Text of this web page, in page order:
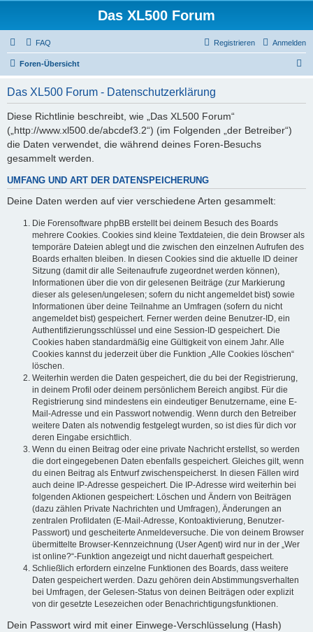
Das XL500 Forum
FAQ Anmelden
Registrieren
Foren-Übersicht
Das XL500 Forum - Datenschutzerklärung
Diese Richtlinie beschreibt, wie „Das XL500 Forum“
(„http://www.xl500.de/abcdef3.2“) (im Folgenden „der Betreiber“)
die Daten verwendet, die während deines Foren-Besuchs
gesammelt werden.
UMFANG UND ART DER DATENSPEICHERUNG
Deine Daten werden auf vier verschiedene Arten gesammelt:
Die Forensoftware phpBB erstellt bei deinem Besuch des Boards
mehrere Cookies. Cookies sind kleine Textdateien, die dein Browser als
temporäre Dateien ablegt und die zwischen den einzelnen Aufrufen des
Boards erhalten bleiben. In diesen Cookies sind die aktuelle ID deiner
Sitzung (damit dir alle Seitenaufrufe zugeordnet werden können),
Informationen über die von dir gelesenen Beiträge (zur Markierung
dieser als gelesen/ungelesen; sofern du nicht angemeldet bist) sowie
Informationen über deine Teilnahme an Umfragen (sofern du nicht
angemeldet bist) gespeichert. Ferner werden deine Benutzer-ID, ein
Authentifizierungsschlüssel und eine Session-ID gespeichert. Die
Cookies haben standardmäßig eine Gültigkeit von einem Jahr. Alle
Cookies kannst du jederzeit über die Funktion „Alle Cookies löschen“
löschen.
Weiterhin werden die Daten gespeichert, die du bei der Registrierung,
in deinem Profil oder deinem persönlichem Bereich angibst. Für die
Registrierung sind mindestens ein eindeutiger Benutzername, eine E-
Mail-Adresse und ein Passwort notwendig. Wenn durch den Betreiber
weitere Daten als notwendig festgelegt wurden, so ist dies für dich vor
deren Eingabe ersichtlich.
Wenn du einen Beitrag oder eine private Nachricht erstellst, so werden
die dort eingegebenen Daten ebenfalls gespeichert. Gleiches gilt, wenn
du einen Beitrag als Entwurf zwischenspeicherst. In diesen Fällen wird
auch deine IP-Adresse gespeichert. Die IP-Adresse wird weiterhin bei
folgenden Aktionen gespeichert: Löschen und Ändern von Beiträgen
(dazu zählen Private Nachrichten und Umfragen), Änderungen an
zentralen Profildaten (E-Mail-Adresse, Kontoaktivierung, Benutzer-
Passwort) und gescheiterte Anmeldeversuche. Die von deinem Browser
übermittelte Browser-Kennzeichnung (User Agent) wird nur in der „Wer
ist online?“-Funktion angezeigt und nicht dauerhaft gespeichert.
Schließlich erfordern einzelne Funktionen des Boards, dass weitere
Daten gespeichert werden. Dazu gehören dein Abstimmungsverhalten
bei Umfragen, der Gelesen-Status von deinen Beiträgen oder explizit
von dir gesetzte Lesezeichen oder Benachrichtigungsfunktionen.
Dein Passwort wird mit einer Einwege-Verschlüsselung (Hash)